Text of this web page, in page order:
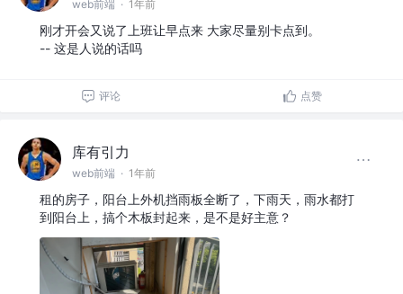
web前端 · 1年前
刚才开会又说了上班让早点来 大家尽量别卡点到。
-- 这是人说的话吗
评论 点赞
库有引力
web前端 · 1年前
租的房子，阳台上外机挡雨板全断了，下雨天，雨水都打
到阳台上，搞个木板封起来，是不是好主意？